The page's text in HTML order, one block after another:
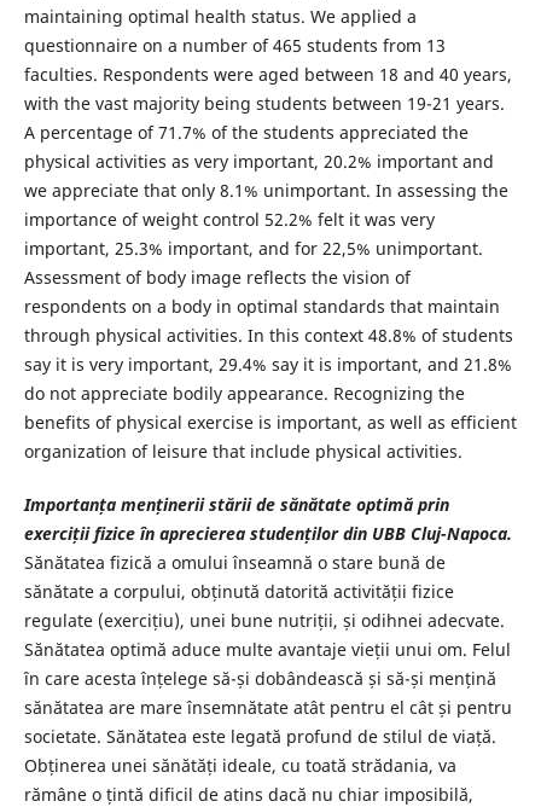
maintaining optimal health status. We applied a
questionnaire on a number of 465 students from 13
faculties. Respondents were aged between 18 and 40 years,
with the vast majority being students between 19-21 years.
A percentage of 71.7% of the students appreciated the
physical activities as very important, 20.2% important and
we appreciate that only 8.1% unimportant. In assessing the
importance of weight control 52.2% felt it was very
important, 25.3% important, and for 22,5% unimportant.
Assessment of body image reflects the vision of
respondents on a body in optimal standards that maintain
through physical activities. In this context 48.8% of students
say it is very important, 29.4% say it is important, and 21.8%
do not appreciate bodily appearance. Recognizing the
benefits of physical exercise is important, as well as efficient
organization of leisure that include physical activities.
Importanța menținerii stării de sănătate optimă prin
exerciții fizice în aprecierea studenților din UBB Cluj-Napoca.
Sănătatea fizică a omului înseamnă o stare bună de
sănătate a corpului, obținută datorită activității fizice
regulate (exercițiu), unei bune nutriții, și odihnei adecvate.
Sănătatea optimă aduce multe avantaje vieții unui om. Felul
în care acesta înțelege să-și dobândească și să-și mențină
sănătatea are mare însemnătate atât pentru el cât și pentru
societate. Sănătatea este legată profund de stilul de viață.
Obținerea unei sănătăți ideale, cu toată strădania, va
rămâne o țintă dificil de atins dacă nu chiar imposibilă,